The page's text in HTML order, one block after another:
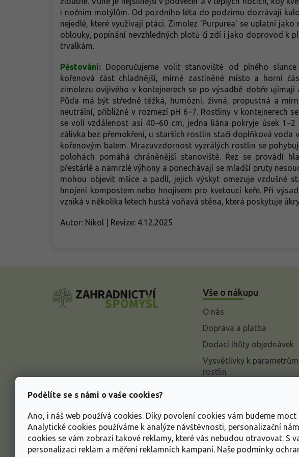
Podělíte se s námi o vaše cookies?
Ano, i náš web používá cookies. Díky povolení cookies vám budeme
Analytické cookies používáme k analýze návštěvnosti, personalizační
cookies se vám zobrazí takové reklamy, které vás nebudou otravovat. S
personalizaci reklam a měření reklamních kampaní. Naše podmínky
i nočním motýlům. Od pozdního léta do podzimu dozrávají
nejedlé, které využívají ptáci. Zimolez 'Purpurea' se uplatní
oblouky, popínání nevzhledných plotů či zdí i jako doprovod k
trvalkám.
Pěstování: Doporučujeme volit stanoviště od plného
kořenová část chladnější, mírně zastíněné místo a horní
zimolezu ovíjivého v kontejnerech se po výsadbě dobře
Půda má být středně těžká, humózní, živná, propustná a
neutrální, přibližně v rozmezí pH 6–7. Rostliny v kontejnerech
se volí vzdálenost asi 40–60 cm, jedna liána pokryje úsek
zálivka bez přemokření, u starších rostlin stačí doplňková voda
kořenovým balem. Mrazuvzdornost vyzrálých rostlin se
polohách pomáhá chráněnější stanoviště. Řez se provádí
přestárlé a namrzlé výhony a ponechávají se mladší pruty
mohou objevit mšice a padlí, jejich výskyt omezuje vzdušné
hnojení kompostem nebo hnojivem pro kvetoucí keře. Při
vzniká v několika letech hustá voňavá stěna, která poskytuje
Autor: Nikol | Revize: 4.12.2025
Vše o nákupu
O nás
Doprava a platba
Dodací lhůty objednávek
Vysvětlivky k
rostlin
Informace o ochraně
údajů
Obchodní podmínky